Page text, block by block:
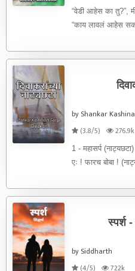
“वेडी आहेस का तु?”,
“काय लावलं आहेस
by Shankar
(3.8/5)
276.9k
1 - महासर्प
एः ! फारच बोबा !
स्पर्श -
by Siddharth
(4/5)
722k